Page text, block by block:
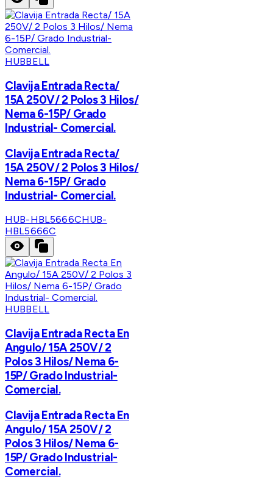
HUBBELL
Clavija Entrada Recta/
15A 250V/ 2 Polos 3 Hilos/
Nema 6-15P/ Grado
Industrial- Comercial.
Clavija Entrada Recta/
15A 250V/ 2 Polos 3 Hilos/
Nema 6-15P/ Grado
Industrial- Comercial.
HUB-HBL5666CHUB-
HBL5666C
HUBBELL
Clavija Entrada Recta En
Angulo/ 15A 250V/ 2
Polos 3 Hilos/ Nema 6-
15P/ Grado Industrial-
Comercial.
Clavija Entrada Recta En
Angulo/ 15A 250V/ 2
Polos 3 Hilos/ Nema 6-
15P/ Grado Industrial-
Comercial.